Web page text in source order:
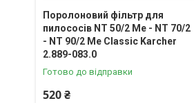
Поролоновий фільтр для
пилососів NT 50/2 Me - NT 70/2
- NT 90/2 Me Classic Karcher
2.889-083.0
Готово до відправки
520 ₴